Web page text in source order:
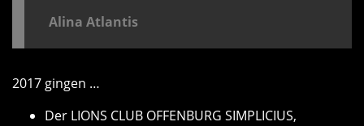
Alina Atlantis
2017 gingen …
Der LIONS CLUB OFFENBURG SIMPLICIUS,